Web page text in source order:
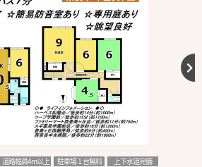
道路幅員4m以上 駐車場１台無料 上下水道完備